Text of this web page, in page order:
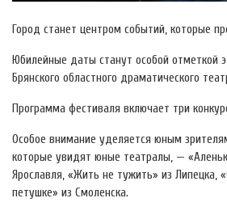
Город станет центром событий, которые
Юбилейные даты станут особой отметкой
Брянского областного драматического
Программа фестиваля включает три
Особое внимание уделяется юным
которые увидят юные театралы, —
Ярославля, «Жить не тужить» из Липецка,
петушке» из Смоленска.